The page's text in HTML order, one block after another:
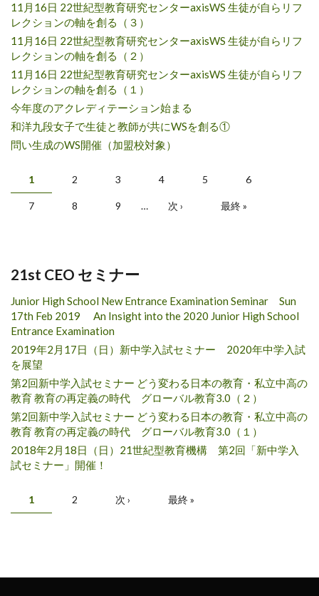
11月16日 22世紀型教育研究センターaxisWS 生徒が自らリフ
レクションの軸を創る（３）
11月16日 22世紀型教育研究センターaxisWS 生徒が自らリフ
レクションの軸を創る（２）
11月16日 22世紀型教育研究センターaxisWS 生徒が自らリフ
レクションの軸を創る（１）
今年度のアクレディテーション始まる
和洋九段女子で生徒と教師が共にWSを創る①
問い生成のWS開催（加盟校対象）
ページ
1 2 3 4 5 6
7 8 9 … 次 › 最終 »
21st CEO セミナー
Junior High School New Entrance Examination Seminar Sun
17th Feb 2019 An Insight into the 2020 Junior High School
Entrance Examination
2019年2月17日（日）新中学入試セミナー 2020年中学入試
を展望
第2回新中学入試セミナー どう変わる日本の教育・私立中高の
教育 教育の再定義の時代 グローバル教育3.0（２）
第2回新中学入試セミナー どう変わる日本の教育・私立中高の
教育 教育の再定義の時代 グローバル教育3.0（１）
2018年2月18日（日）21世紀型教育機構 第2回「新中学入
試セミナー」開催！
ページ
1 2 次 › 最終 »